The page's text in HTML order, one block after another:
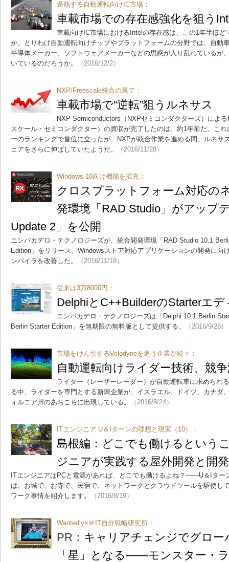
過熱する自動運転向けIC市場：
車載市場での存在感強化を狙う
車載向けIC市場におけるIntelの存在感は、この1年半ほ
か。とりわけ自動運転向けチップやプラットフォームの分野では、自動
半導体メーカー、ソフトウェアメーカーなどの思惑が入り乱れているが
いているのだろうか。
（2016/12/2）
NXP/Freescale統合の裏で：
車載市場で“逆転”狙うルネサス
NXP Semiconductors（NXPセミコンダクターズ）によ
スケール・セミコンダクター）の買収が完了したのは、約1年前だ。こ
ーのランキングで首位に立ったが、NXPが統合作業を進める間、ルネサ
ェアをさらに伸ばしていたようだ。
（2016/11/28）
Windows 10向け機能を拡充：
クロスプラットフォーム対応の
発環境「RAD Studio」がアップ
Update 2」を公開
エンバカデロ・テクノロジーズが、統合開発環境「RAD Studio 10.1
Edition」をリリース。Windowsストア対応アプリケーションの開発に向
ンパイラを改善した。
（2016/11/18）
従来は3万8000円：
DelphiとC++BuilderのStarterエ
エンバカデロ・テクノロジーズは「Delphi 10.1 Berlin
Berlin Starter Edition」を無期限の無料版として提供する。
（2016/9/28）
市場をけん引するVelodyneを追う企業が続々：
自動運転向けライダー技術、競
ライダー（レーザーレーダー）が自動運転車に求められ
る中、ライダーを専門とする新興企業が、イスラエル、ドイツ、カナダ
ォルニア州のあちこちに出現している。
（2016/8/24）
ITエンジニア U＆Iターンの理想と現実（10）：
島根編：どこでも働けるとい
ジニアが実践する屋外開発と開
ITエンジニアはPCと電源があれば、どこでも働けるよね？――U＆Iター
は、お城で、お寺で、民宿で、ネットワークとクラウドツールを駆使し
ワーク事情を紹介します。
（2016/8/19）
Wantedly×＠IT自分戦略研究所：
PR： キャリアチェンジでグロ
「星」となる――モンスター・